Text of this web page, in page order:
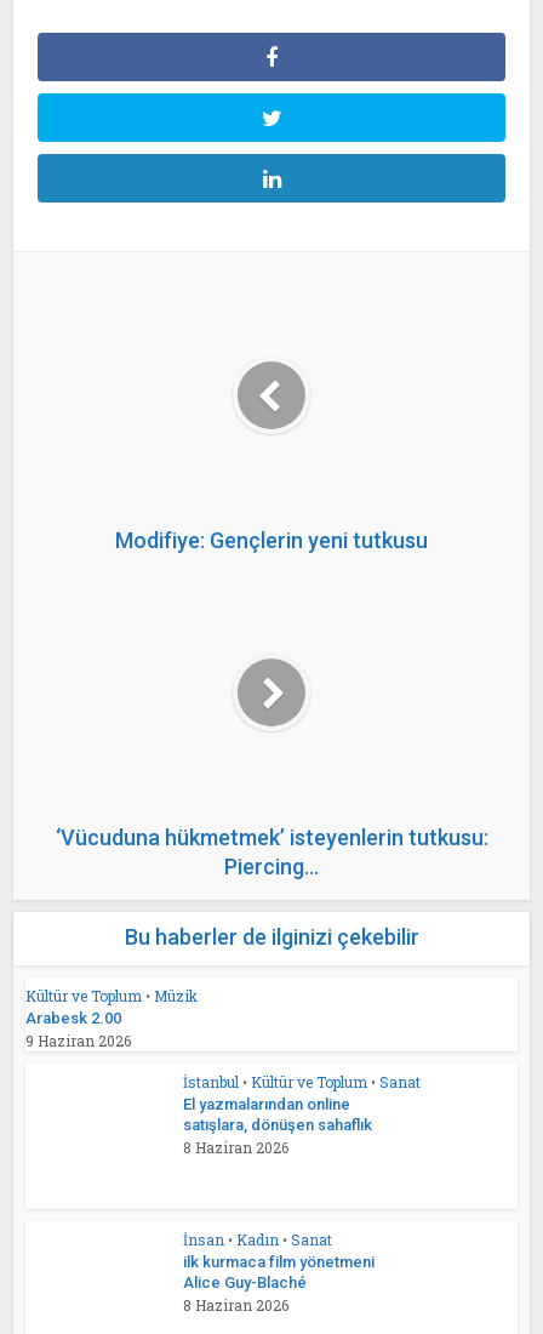
Modifiye: Gençlerin yeni tutkusu
‘Vücuduna hükmetmek’ isteyenlerin tutkusu:
Piercing…
Bu haberler de ilginizi çekebilir
Kültür ve Toplum • Müzik
Arabesk 2.00
9 Haziran 2026
İstanbul • Kültür ve Toplum • Sanat
El yazmalarından online
satışlara, dönüşen sahaflık
8 Haziran 2026
İnsan • Kadın • Sanat
ilk kurmaca film yönetmeni
Alice Guy-Blaché
8 Haziran 2026